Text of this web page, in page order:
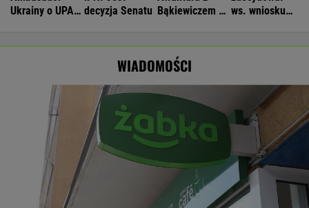
Ukrainy o UPA. decyzja Senatu Bąkiewiczem w ws. wniosku
WIADOMOŚCI